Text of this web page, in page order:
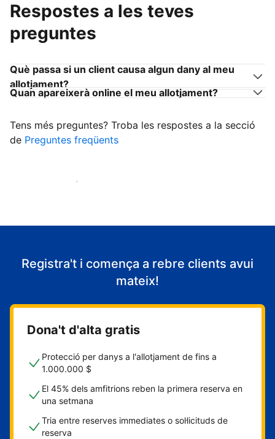
Respostes a les teves
preguntes
Què passa si un client causa algun dany al meu
allotjament?
Quan apareixerà online el meu allotjament?
Tens més preguntes? Troba les respostes a la secció
de Preguntes freqüents
Comença a rebre clients
Registra't i comença a rebre clients avui
mateix!
Dona't d'alta gratis
Protecció per danys a l'allotjament de fins a
1.000.000 $
El 45% dels amfitrions reben la primera reserva en
una setmana
Tria entre reserves immediates o sol·licituds de
reserva